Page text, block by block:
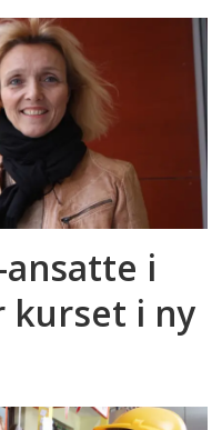
i
kurset i ny